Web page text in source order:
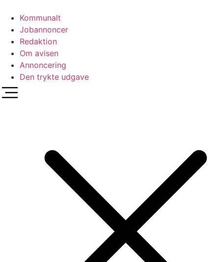
indhold
Kommunalt
Jobannoncer
Redaktion
Om avisen
Annoncering
Den trykte udgave